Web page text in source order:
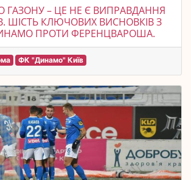
– ЦЕ НЕ Є ВИПРАВДАННЯ
ШІСТЬ КЛЮЧОВИХ ВИСНОВКІВ З
ПРОТИ ФЕРЕНЦВАРОША.
ФК "Динамо" Київ